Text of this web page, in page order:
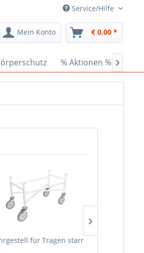
Service/Hilfe
Mein Konto € 0,00 *
% Aktionen % 
für Tragen starr